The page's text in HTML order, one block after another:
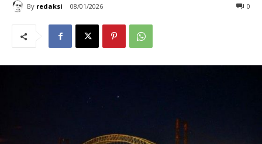
By redaksi 08/01/2026 0